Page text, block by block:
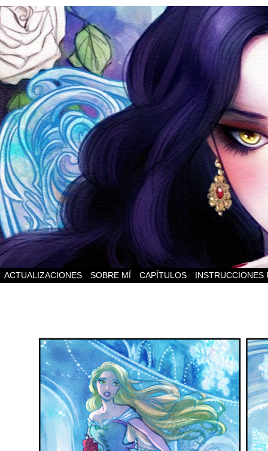
ACTUALIZACIONES SOBRE MÍ CAPÍTULOS INSTRUCCIONES